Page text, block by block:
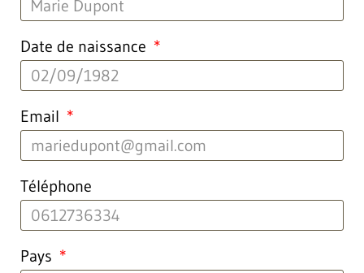
Date de naissance
Email
Téléphone
Pays